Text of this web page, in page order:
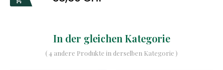
In der gleichen Kategorie
( 4 andere Produkte in derselben Kategorie )